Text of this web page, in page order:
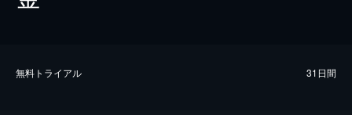
無料トライアル 31日間